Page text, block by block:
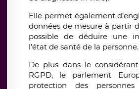
Elle permet également
données de mesure à partir
possible de déduire une
l’état de santé de la personne.
De plus dans le
RGPD, le parlement
protection des